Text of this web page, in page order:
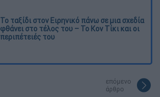
Το ταξίδι στον Ειρηνικό πάνω σε μια σχεδία
φθάνει στο τέλος του – Το Κον Τίκι και οι
περιπέτειές του
επόμενο
άρθρο